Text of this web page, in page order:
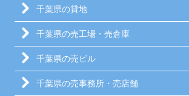
千葉県の貸地
千葉県の売工場・売倉庫
千葉県の売ビル
千葉県の売事務所・売店舗